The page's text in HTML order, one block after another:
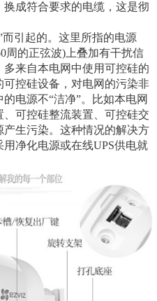
成符合要求的电缆，这是彻
引起的。这里所指的电源
周的正弦波)上叠加有干扰信
来自本电网中使用可控硅的
控硅设备，对电网的污染非
电源不“洁净”。比如本电网
可控硅整流装置、可控硅交
生污染。这种情况的解决方
净化电源或在线UPS供电就